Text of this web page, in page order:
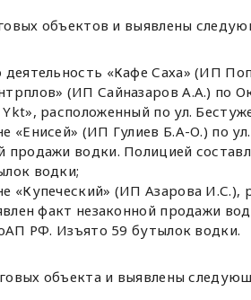
объектов и выявлены
«Кафе Саха» (ИП
(ИП Сайназаров А.А.) по
расположенный по ул.
«Енисей» (ИП Гулиев Б.А-О.) по
продажи водки. Полицией
водки;
«Купеческий» (ИП Азарова И.С.),
факт незаконной продажи
РФ. Изъято 59 бутылок водки.
объекта и выявлены